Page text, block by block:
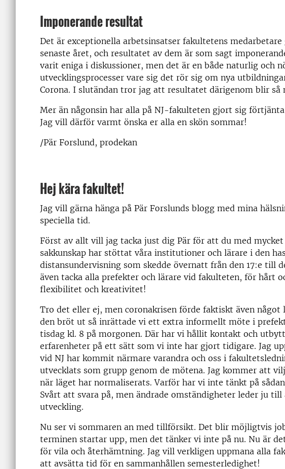
Imponerande resultat
Det är exceptionella arbetsinsatser fakultetens
senaste året, och resultatet av dem är som sagt
varit eniga i diskussioner, men det är en både naturlig och
utvecklingsprocesser vare sig det rör sig om nya
Corona. I slutändan tror jag att resultatet därigenom blir så
Mer än någonsin har alla på NJ-fakulteten gjort sig förtjänta
Jag vill därför varmt önska er alla en skön sommar!
/Pär Forslund, prodekan
Hej kära fakultet!
Jag vill gärna hänga på Pär Forslunds blogg med mina
speciella tid.
Först av allt vill jag tacka just dig Pär för att du med
sakkunskap har stöttat våra institutioner och lärare i den
distansundervisning som skedde övernatt från den 17:e till
även tacka alla prefekter och lärare vid fakulteten, för hårt
flexibilitet och kreativitet!
Tro det eller ej, men coronakrisen förde faktiskt även
den bröt ut så inrättade vi ett extra informellt möte i
tisdag kl. 8 på morgonen. Där har vi hållit kontakt och
erfarenheter på ett sätt som vi inte har gjort tidigare. Jag
vid NJ har kommit närmare varandra och oss i
utvecklats som grupp genom de mötena. Jag kommer att
när läget har normaliserats. Varför har vi inte tänkt på
Svårt att svara på, men ändrade omständigheter leder ju till
utveckling.
Nu ser vi sommaren an med tillförsikt. Det blir möjligtvis
terminen startar upp, men det tänker vi inte på nu. Nu är
för vila och återhämtning. Jag vill verkligen uppmana alla
att avsätta tid för en sammanhållen semesterledighet!